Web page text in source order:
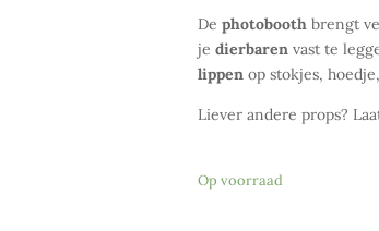
De photoboothbrengt
je dierbarenvast te
lippenop stokjes, hoedje,
Liever andere props?
Op voorraad